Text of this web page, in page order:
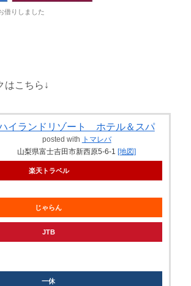
借りしました
はこちら↓
イランドリゾート ホテル＆スパ
posted with トマレバ
山梨県富士吉田市新西原5-6-1 [地図]
楽天トラベル
じゃらん
JTB
一休